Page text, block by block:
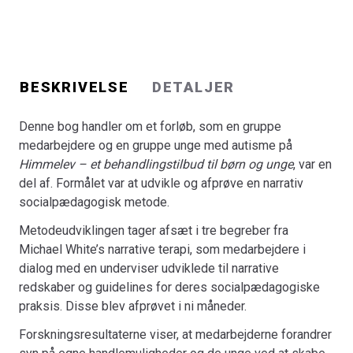
undervisere på det socialfaglige og socialpædagogiske
område og narrative metoder.
---
Narrativt inspireret socialpædagogik på det
specialiserede socialområde. Udvikling af en narrativ
metode på Himmelev – et behandlingstilbud til børn og
unge med autisme i Region Sjællander første rapport ud
af flere, som formidler resultater fra et toårigt
metodeudviklings- og følgeforskningsprojekt på det
specialiserede socialområde i Region Sjælland.
Bogen beskriver og analyserer processen med at udvikle
justere den til praksis samt anvende den overfor unge
BESKRIVELSE DETALJER
Denne bog handler om et forløb, som en gruppe
medarbejdere og en gruppe unge med autisme på
Himmelev – et behandlingstilbud til børn og unge, var en
del af. Formålet var at udvikle og afprøve en narrativ
socialpædagogisk metode.
Metodeudviklingen tager afsæt i tre begreber fra
Michael White’s narrative terapi, som medarbejdere i
dialog med en underviser udviklede til narrative
redskaber og guidelines for deres socialpædagogiske
praksis. Disse blev afprøvet i ni måneder.
Forskningsresultaterne viser, at medarbejderne forandrer